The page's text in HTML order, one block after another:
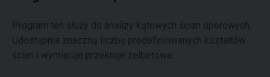
Program ten służy do analizy kątowych ścian oporowych.
Udostępnia znaczną liczbę predefiniowanych kształtów
ścian i wymiaruje przekroje żelbetowe.